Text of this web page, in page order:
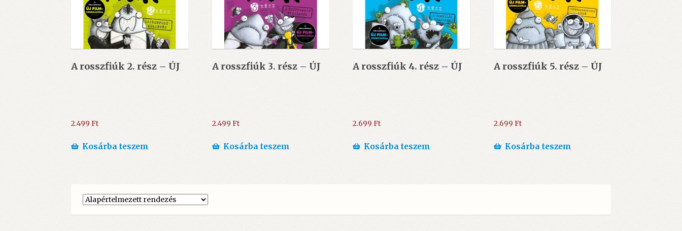
A rosszfiúk 2. rész – ÚJ
2.499Ft
Kosárba teszem
A rosszfiúk 3. rész – ÚJ
2.499 Ft
Kosárba teszem
A rosszfiúk 4. rész – ÚJ
2.699Ft
Kosárba teszem
A rosszfiúk 5. rész – ÚJ
2.699 Ft
Kosárba teszem